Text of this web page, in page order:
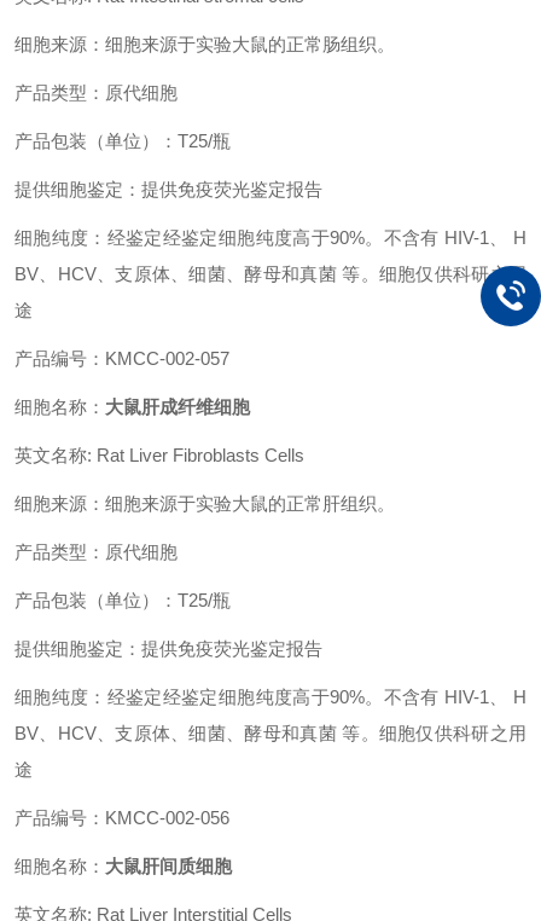
细胞来源：细胞来源于实验大鼠的正常肠组织。
产品类型：原代细胞
产品包装（单位）：T25/瓶
提供细胞鉴定：提供免疫荧光鉴定报告
细胞纯度：经鉴定经鉴定细胞纯度高于90%。不含有 HIV-1、 H
BV、HCV、支原体、细菌、酵母和真菌 等。细胞仅供科研之用
途
产品编号：KMCC-002-057
细胞名称： 大鼠肝成纤维细胞
英文名称: Rat Liver Fibroblasts Cells
细胞来源：细胞来源于实验大鼠的正常肝组织。
产品类型：原代细胞
产品包装（单位）：T25/瓶
提供细胞鉴定：提供免疫荧光鉴定报告
细胞纯度：经鉴定经鉴定细胞纯度高于90%。不含有 HIV-1、 H
BV、HCV、支原体、细菌、酵母和真菌 等。细胞仅供科研之用
途
产品编号：KMCC-002-056
细胞名称： 大鼠肝间质细胞
英文名称: Rat Liver Interstitial Cells